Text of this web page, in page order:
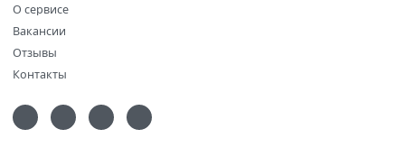
О сервисе
Вакансии
Отзывы
Контакты